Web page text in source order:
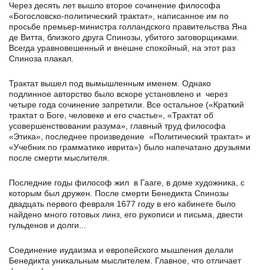
Через десять лет вышло второе сочинение философа
«Богословско-политический трактат», написанное им по
просьбе премьер-министра голландского правительства Яна
де Витта, близкого друга Спинозы, убитого заговорщиками.
Всегда уравновешенный и внешне спокойный, на этот раз
Спиноза плакал.
Трактат вышел под вымышленным именем. Однако
подлинное авторство было вскоре установлено и через
четыре года сочинение запретили. Все остальное («Краткий
трактат о Боге, человеке и его счастье», «Трактат об
усовершенствовании разума», главный труд философа
«Этика», последнее произведение «Политический трактат» и
«Учебник по грамматике иврита») было напечатано друзьями
после смерти мыслителя.
Последние годы философ жил в Гааге, в доме художника, с
которым был дружен. После смерти Бенедикта Спинозы
двадцать первого февраля 1677 году в его кабинете было
найдено много готовых линз, его рукописи и письма, двести
гульденов и долги...
Соединение иудаизма и европейского мышления делали
Бенедикта уникальным мыслителем. Главное, что отличает